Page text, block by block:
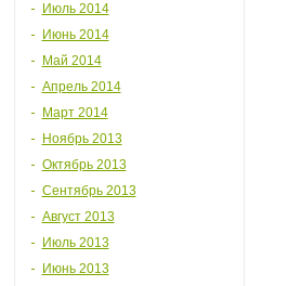
Июль 2014
Июнь 2014
Май 2014
Апрель 2014
Март 2014
Ноябрь 2013
Октябрь 2013
Сентябрь 2013
Август 2013
Июль 2013
Июнь 2013